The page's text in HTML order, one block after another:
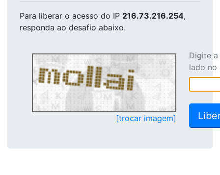
Para liberar o acesso do IP 216.73.216.254,
responda ao desafio abaixo.
[trocar imagem]
Digite
lado no